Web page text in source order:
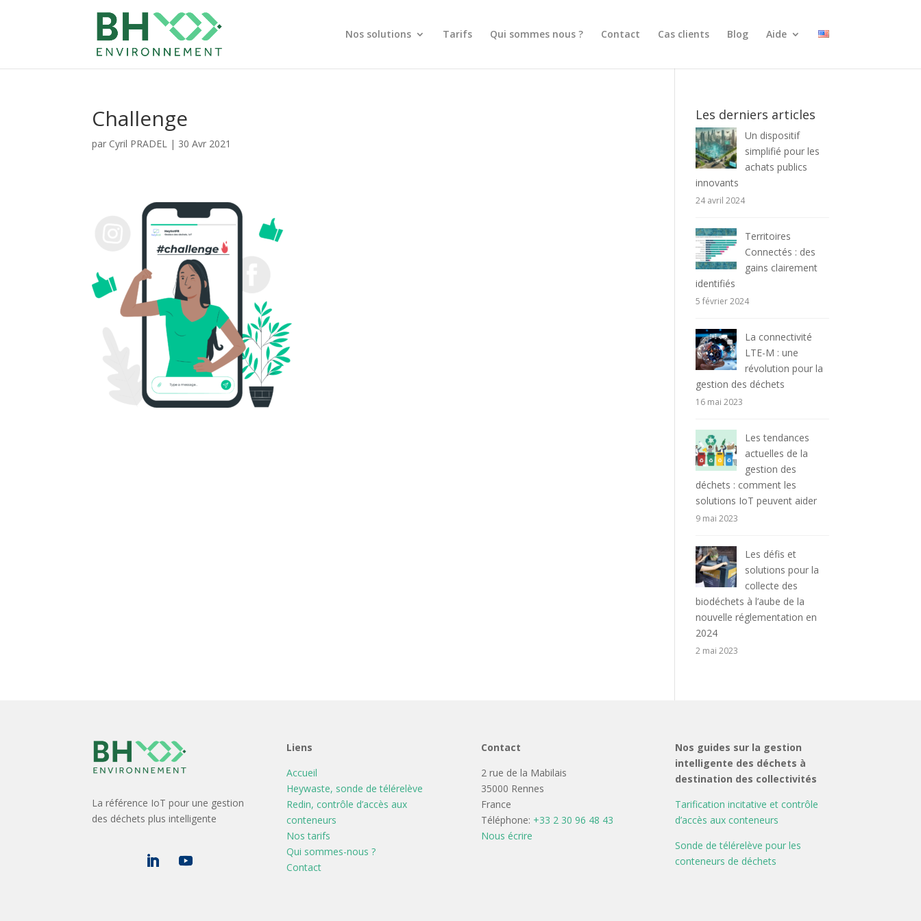
Nos solutions Tarifs Qui sommes nous ? Contact Cas clients Blog Aide
Challenge
par Cyril PRADEL | 30 Avr 2021
Les derniers articles
Un dispositif
simplifié pour les
achats publics
innovants
24 avril 2024
Territoires
Connectés : des
gains clairement
identifiés
5 février 2024
La connectivité
LTE-M : une
révolution pour la
gestion des déchets
16 mai 2023
Les tendances
actuelles de la
gestion des
déchets : comment les
solutions IoT peuvent aider
9 mai 2023
Les défis et
solutions pour la
collecte des
biodéchets à l’aube de la
nouvelle réglementation en
2024
2 mai 2023
La référence IoT pour une gestion
des déchets plus intelligente
Liens
Accueil
Heywaste, sonde de télérelève
Redin, contrôle d’accès aux
conteneurs
Nos tarifs
Qui sommes-nous ?
Contact
Contact
2 rue de la Mabilais
35000 Rennes
France
Téléphone: +33 2 30 96 48 43
Nous écrire
Nos guides sur la gestion
intelligente des déchets à
destination des collectivités
Tarification incitative et contrôle
d’accès aux conteneurs
Sonde de télérelève pour les
conteneurs de déchets